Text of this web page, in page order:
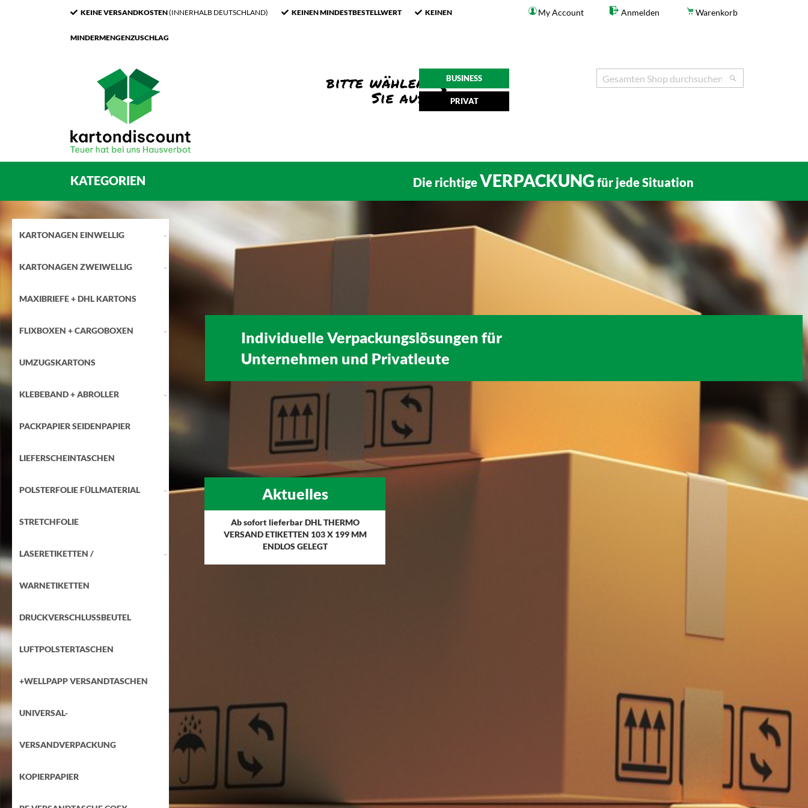
KEINE VERSANDKOSTEN(INNERHALB DEUTSCHLAND) KEINEN MINDESTBESTELLWERT KEINEN
MINDERMENGENZUSCHLAG
My Account Anmelden Warenkorb
BUSINESS
PRIVAT
Search
KATEGORIEN Die richtigeVERPACKUNG für jede Situation
Individuelle Verpackungslösungen für
Unternehmen und Privatleute
Aktuelles
Ab sofort lieferbar DHL THERMO
VERSAND ETIKETTEN 103 X 199 MM
ENDLOS GELEGT
KARTONAGEN EINWELLIG
KARTONAGEN ZWEIWELLIG
MAXIBRIEFE + DHL KARTONS
FLIXBOXEN + CARGOBOXEN
UMZUGSKARTONS
KLEBEBAND + ABROLLER
PACKPAPIER SEIDENPAPIER
LIEFERSCHEINTASCHEN
POLSTERFOLIE FÜLLMATERIAL
STRETCHFOLIE
LASERETIKETTEN /
WARNETIKETTEN
DRUCKVERSCHLUSSBEUTEL
LUFTPOLSTERTASCHEN
+WELLPAPP VERSANDTASCHEN
UNIVERSAL-
VERSANDVERPACKUNG
KOPIERPAPIER